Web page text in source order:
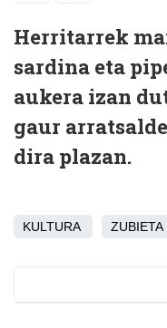
Herritarrek
sardina eta
aukera izan
gaur
dira plazan.
KULTURA ZUBIETA